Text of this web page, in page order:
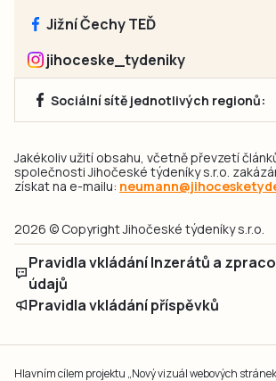
Jižní Čechy TEĎ
jihoceske_tydeniky
Sociální sítě jednotlivých regionů:
Jakékoliv užití obsahu, včetně převzetí
společnosti Jihočeské týdeníky s.r.o.
získat na e-mailu:
2026 © Copyright Jihočeské týdeníky s.r.o.
Pravidla vkládání Inzerátů a
údajů
Pravidla vkládání příspěvků
Hlavním cílem projektu „Nový vizuál webových